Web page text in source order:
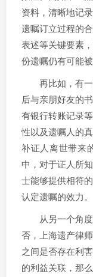
资料，清晰地记
遗嘱订立过程的
表述等关键要素
份遗嘱仍有可能被
再比如，有一
后与亲朋好友的
有银行转账记录
性以及遗嘱人的
补证人离世带来
中，对于证人所
士能够提供相符
认定遗嘱的效力。
从另一个角度
否，上海遗产律
之间是否存在利
的利益关联，那